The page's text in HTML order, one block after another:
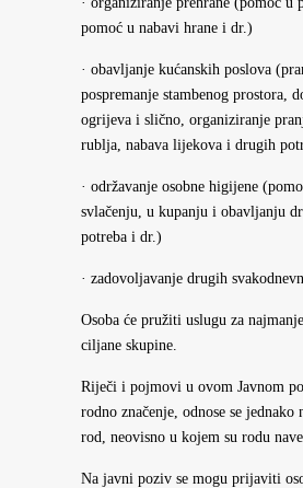
pomoć u nabavi hrane i dr.)
· obavljanje kućanskih poslova
pospremanje stambenog prostora,
ogrijeva i slično, organiziranje
rublja, nabava lijekova i drugih
· održavanje osobne higijene
svlačenju, u kupanju i obavljanju
potreba i dr.)
· zadovoljavanje drugih
Osoba će pružiti uslugu za
ciljane skupine.
Riječi i pojmovi u ovom Javnom
rodno značenje, odnose se jednako
rod, neovisno u kojem su rodu
Na javni poziv se mogu prijaviti